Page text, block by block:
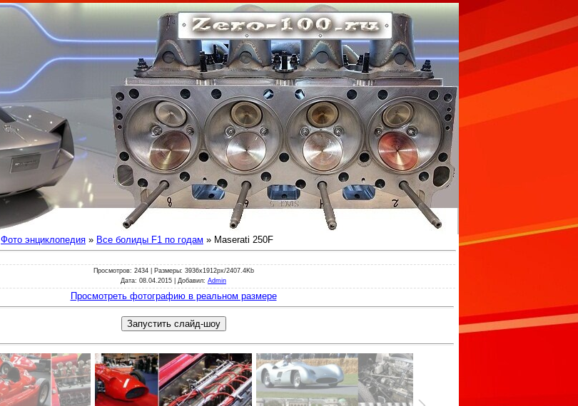
Фото энциклопедия » Все болиды F1 по годам » Maserati 250F
Просмотров: 2434 | Размеры: 3936x1912px/2407.4Kb
Дата: 08.04.2015 | Добавил: Admin
Просмотреть фотографию в реальном размере